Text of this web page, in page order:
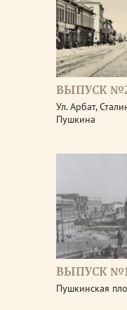
ВЫПУСК
Ул. Арбат,
Пушкина
ВЫПУСК
Пушкинская